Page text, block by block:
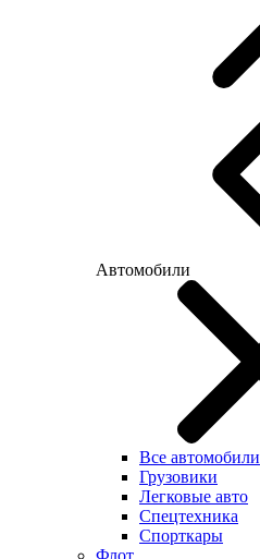
Автомобили
Все автомобили
Грузовики
Легковые авто
Спецтехника
Спорткары
Флот